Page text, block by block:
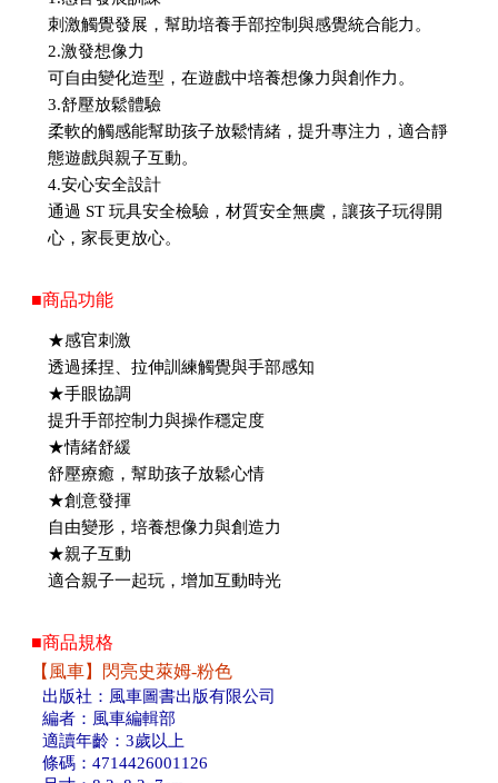
刺激觸覺發展，幫助培養手部控制與感覺統合能力。
2.激發想像力
可自由變化造型，在遊戲中培養想像力與創作力。
3.舒壓放鬆體驗
柔軟的觸感能幫助孩子放鬆情緒，提升專注力，適合靜
態遊戲與親子互動。
4.安心安全設計
通過 ST 玩具安全檢驗，材質安全無虞，讓孩子玩得開
心，家長更放心。
■商品功能
★感官刺激
透過揉捏、拉伸訓練觸覺與手部感知
★手眼協調
提升手部控制力與操作穩定度
★情緒舒緩
舒壓療癒，幫助孩子放鬆心情
★創意發揮
自由變形，培養想像力與創造力
★親子互動
適合親子一起玩，增加互動時光
■商品規格
【風車】閃亮史萊姆-粉色
出版社：風車圖書出版有限公司
編者：風車編輯部
適讀年齡：3歲以上
條碼：4714426001126